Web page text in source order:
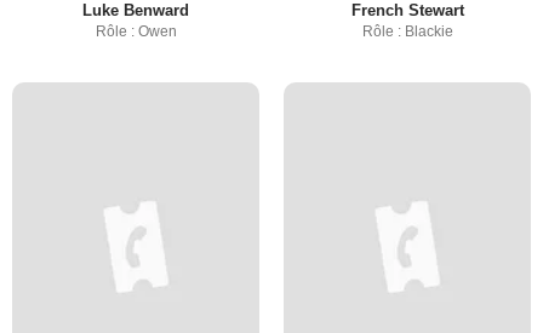
Luke Benward
Rôle : Owen
French Stewart
Rôle : Blackie